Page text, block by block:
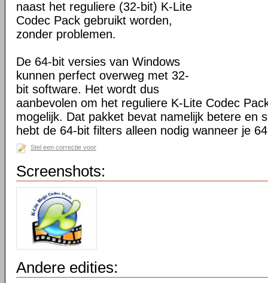
naast het reguliere (32-bit) K-Lite
Codec Pack gebruikt worden,
zonder problemen.
De 64-bit versies van Windows
kunnen perfect overweg met 32-
bit software. Het wordt dus
aanbevolen om het reguliere K-Lite Codec
mogelijk. Dat pakket bevat namelijk betere en
hebt de 64-bit filters alleen nodig wanneer je
Stel een correctie voor
Screenshots:
Andere edities: